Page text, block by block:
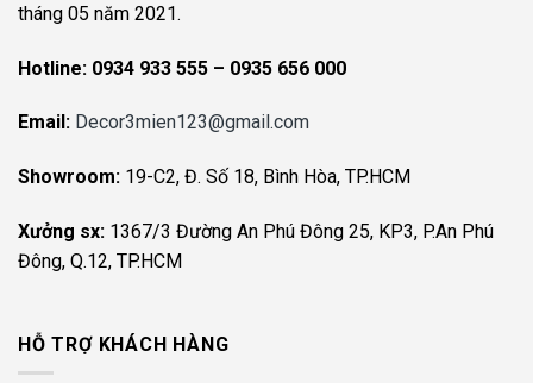
tháng 05 năm 2021.
Hotline: 0934 933 555 – 0935 656 000
Email: Decor3mien123@gmail.com
Showroom: 19-C2, Đ. Số 18, Bình Hòa, TP.HCM
Xưởng sx: 1367/3 Đường An Phú Đông 25, KP3, P.An Phú
Đông, Q.12, TP.HCM
HỖ TRỢ KHÁCH HÀNG